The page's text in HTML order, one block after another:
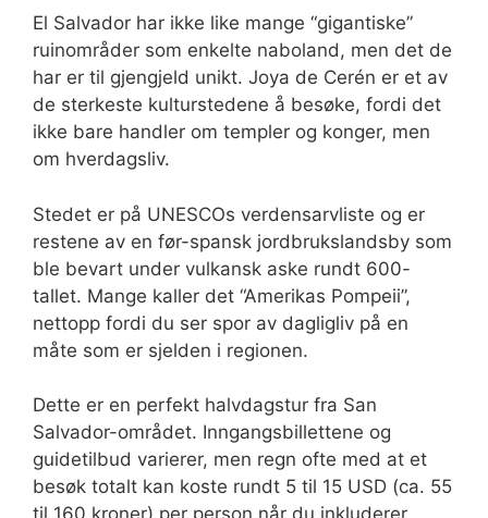
El Salvador har ikke like mange “gigantiske”
ruinområder som enkelte naboland, men det de
har er til gjengjeld unikt. Joya de Cerén er et av
de sterkeste kulturstedene å besøke, fordi det
ikke bare handler om templer og konger, men
om hverdagsliv.
Stedet er på UNESCOs verdensarvliste og er
restene av en før-spansk jordbrukslandsby som
ble bevart under vulkansk aske rundt 600-
tallet. Mange kaller det “Amerikas Pompeii”,
nettopp fordi du ser spor av dagligliv på en
måte som er sjelden i regionen.
Dette er en perfekt halvdagstur fra San
Salvador-området. Inngangsbillettene og
guidetilbud varierer, men regn ofte med at et
besøk totalt kan koste rundt 5 til 15 USD (ca. 55
til 160 kroner) per person når du inkluderer